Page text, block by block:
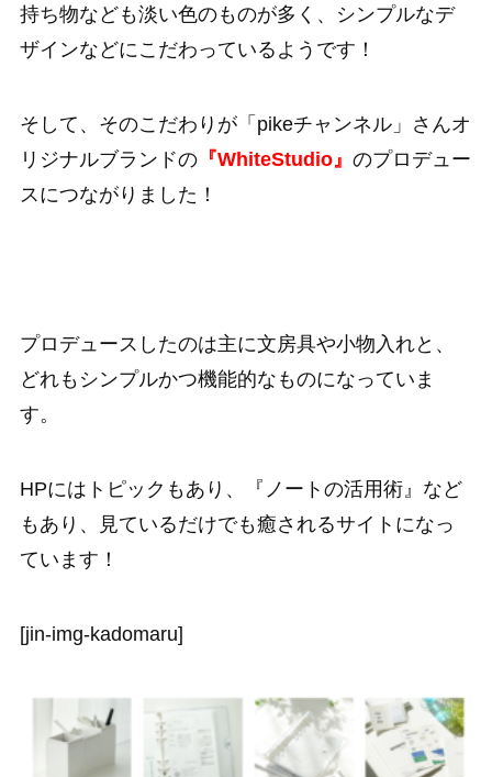
持ち物なども淡い色のものが多く、シンプルなデ
ザインなどにこだわっているようです！
そして、そのこだわりが「pikeチャンネル」さんオ
リジナルブランドの『WhiteStudio』 のプロデュー
スにつながりました！
プロデュースしたのは主に文房具や小物入れと、
どれもシンプルかつ機能的なものになっていま
す。
HPにはトピックもあり、『ノートの活用術』など
もあり、見ているだけでも癒されるサイトになっ
ています！
[jin-img-kadomaru]